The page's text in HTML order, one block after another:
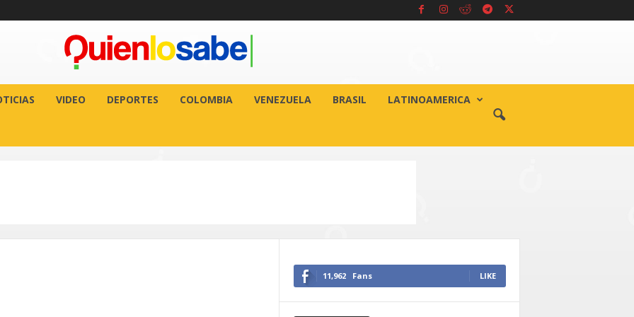
VIDEO DEPORTES COLOMBIA VENEZUELA BRASIL LATINOAMERICA
11,962 Fans LIKE